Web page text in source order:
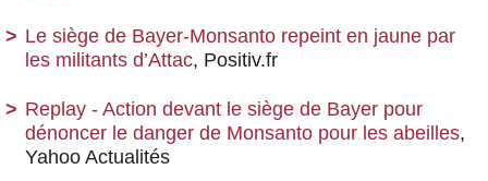
Le siège de Bayer-Monsanto repeint en jaune par
les militants d’Attac, Positiv.fr
Replay - Action devant le siège de Bayer pour
dénoncer le danger de Monsanto pour les abeilles,
Yahoo Actualités